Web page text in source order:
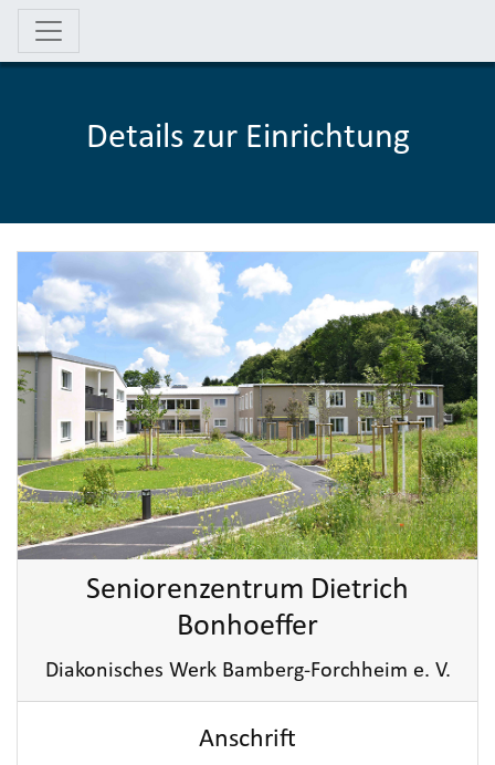
Details zur Einrichtung
Seniorenzentrum Dietrich
Bonhoeffer
Diakonisches Werk Bamberg-Forchheim e. V.
Anschrift